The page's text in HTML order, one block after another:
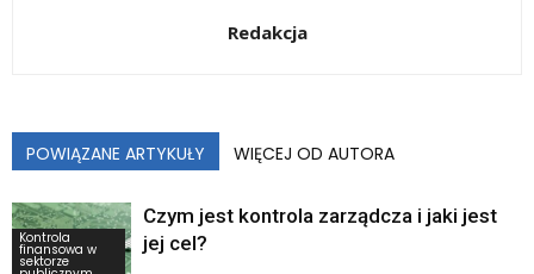
Redakcja
POWIĄZANE ARTYKUŁY WIĘCEJ OD AUTORA
Kontrola
finansowa w
sektorze
Czym jest kontrola zarządcza i jaki jest
jej cel?